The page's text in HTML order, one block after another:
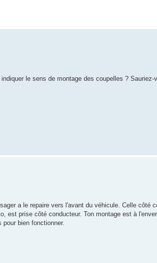
le sens de montage des coupelles ?
a le repaire vers l'avant du véhicule. Celle côté
est prise côté conducteur. Ton montage est à
bien fonctionner.